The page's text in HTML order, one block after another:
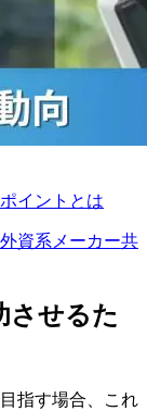
イントとは
資系メーカー共
させるた
指す場合、これ